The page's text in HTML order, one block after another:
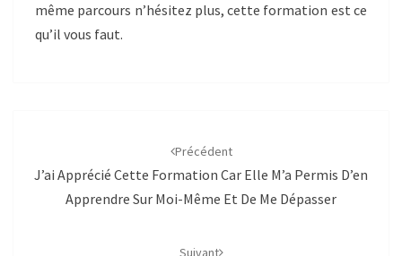
même parcours n’hésitez plus, cette formation est ce
qu’il vous faut.
Précédent
J’ai Apprécié Cette Formation Car Elle M’a Permis D’en
Apprendre Sur Moi-Même Et De Me Dépasser